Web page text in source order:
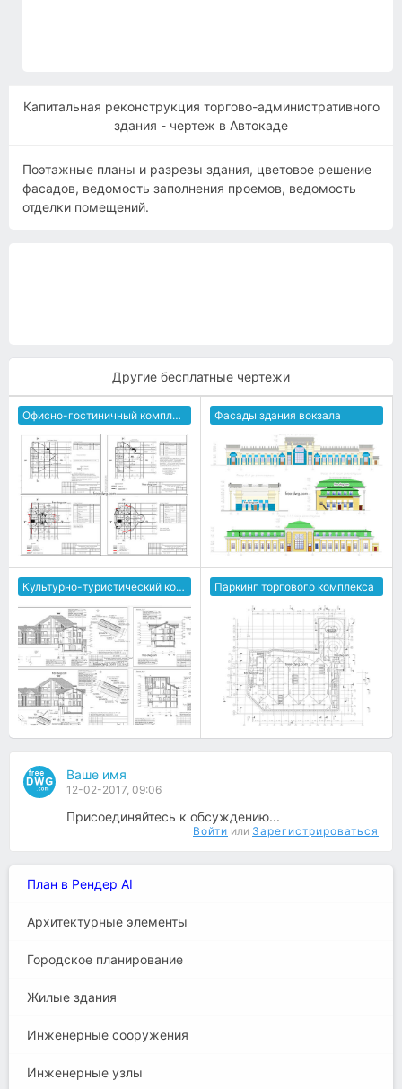
Капитальная реконструкция торгово-административного
здания - чертеж в Автокаде
Поэтажные планы и разрезы здания, цветовое решение
фасадов, ведомость заполнения проемов, ведомость
отделки помещений.
Другие бесплатные чертежи
Офисно-гостиничный комплекс Фасады здания вокзала
Культурно-туристический комплекс Паркинг торгового комплекса
Ваше имя
12-02-2017, 09:06
Присоединяйтесь к обсуждению...
Войти или Зарегистрироваться
План в Рендер AI
Архитектурные элементы
Городское планирование
Жилые здания
Инженерные сооружения
Инженерные узлы